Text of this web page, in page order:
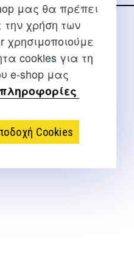
μας θα πρέπει
χρήση των
χρησιμοποιούμε
cookies για τη
e-shop μας
Cookies
παραγγελιών μέσω του